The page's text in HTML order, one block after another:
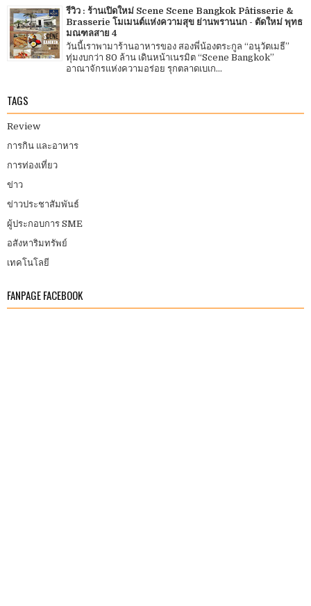
รีวิว : ร้านเปิดใหม่ Scene Scene Bangkok Pâtisserie &
Brasserie โมเมนต์แห่งความสุข ย่านพรานนก - ตัดใหม่ พุทธ
มณฑลสาย 4
วันนี้เราพามาร้านอาหารของ สองพี่น้องตระกูล “อนุวัตเมธี”
ทุ่มงบกว่า 80 ล้าน เดินหน้าเนรมิต “Scene Bangkok”
อาณาจักรแห่งความอร่อย รุกตลาดเบเก...
TAGS
Review
การกิน และอาหาร
การท่องเที่ยว
ข่าว
ข่าวประชาสัมพันธ์
ผู้ประกอบการ SME
อสังหาริมทรัพย์
เทคโนโลยี
FANPAGE FACEBOOK